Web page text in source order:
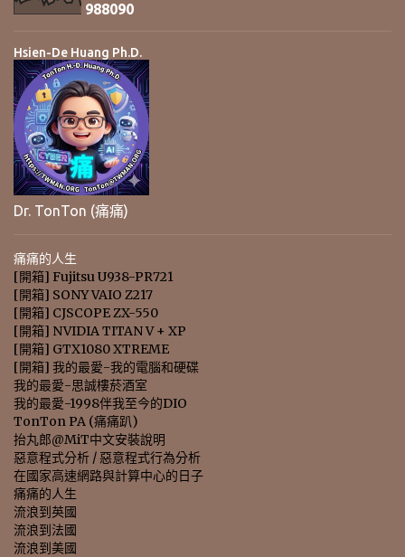
988090
Hsien-De Huang Ph.D.
Dr. TonTon (痛痛)
痛痛的人生
[開箱] Fujitsu U938-PR721
[開箱] SONY VAIO Z217
[開箱] CJSCOPE ZX-550
[開箱] NVIDIA TITAN V + XP
[開箱] GTX1080 XTREME
[開箱] 我的最愛-我的電腦和硬碟
我的最愛-思誠樓菸酒室
我的最愛-1998伴我至今的DIO
TonTon PA (痛痛趴)
抬丸郎@MiT中文安裝說明
惡意程式分析 / 惡意程式行為分析
在國家高速網路與計算中心的日子
痛痛的人生
流浪到英國
流浪到法國
流浪到美國